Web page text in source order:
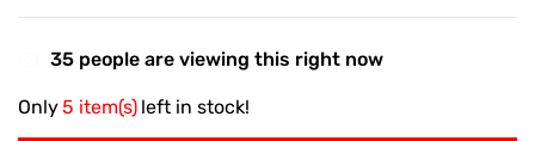
35 people are viewing this right now
Only5 item(s) left in stock!